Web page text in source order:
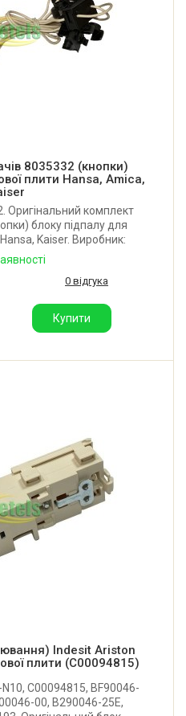
8035332 (кнопки)
плити Hansa, Amica,
Оригінальний комплект
блоку підпалу для
Kaiser. Виробник:
0 відгука
Купити
Indesit Ariston
плити (C00094815)
C00094815, BF90046-
00, B290046-25E,